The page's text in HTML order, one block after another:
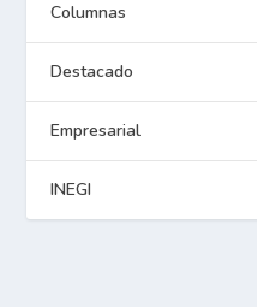
Columnas
Destacado
Empresarial
INEGI